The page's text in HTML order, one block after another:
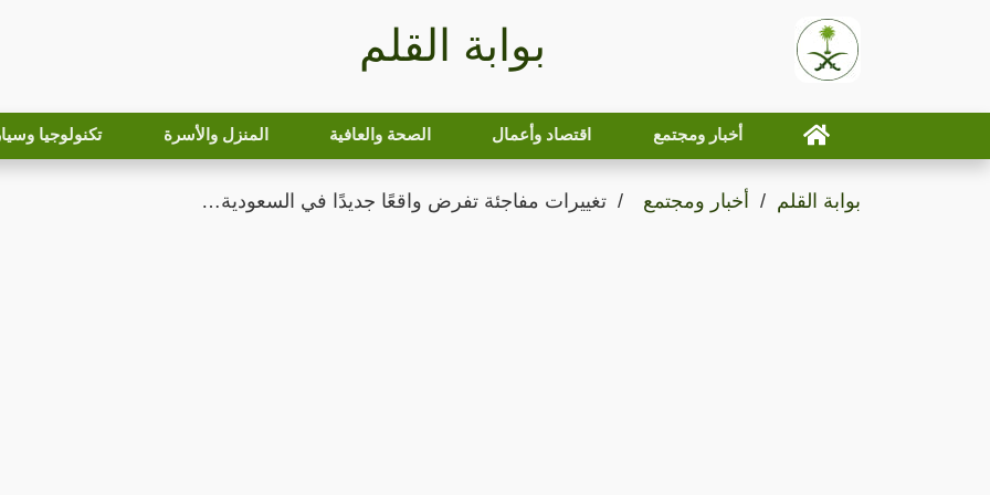
بوابة القلم
أخبار ومجتمع اقتصاد وأعمال الصحة والعافية المنزل والأسرة تكنولوجيا
بوابة القلم أخبار ومجتمع تغييرات مفاجئة تفرض واقعًا جديدًا في السعودية…